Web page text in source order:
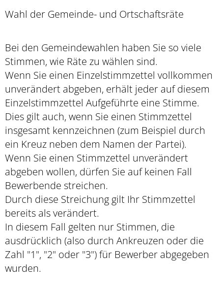
Wahl der Gemeinde- und Ortschaftsräte
Bei den Gemeindewahlen haben Sie so viele
Stimmen, wie Räte zu wählen sind.
Wenn Sie einen Einzelstimmzettel vollkommen
unverändert abgeben, erhält jeder auf diesem
Einzelstimmzettel Aufgeführte eine Stimme.
Dies gilt auch, wenn Sie einen Stimmzettel
insgesamt kennzeichnen (zum Beispiel durch
ein Kreuz neben dem Namen der Partei).
Wenn Sie einen Stimmzettel unverändert
abgeben wollen, dürfen Sie auf keinen Fall
Bewerbende streichen.
Durch diese Streichung gilt Ihr Stimmzettel
bereits als verändert.
In diesem Fall gelten nur Stimmen, die
ausdrücklich (also durch Ankreuzen oder die
Zahl "1", "2" oder "3") für Bewerber abgegeben
wurden.